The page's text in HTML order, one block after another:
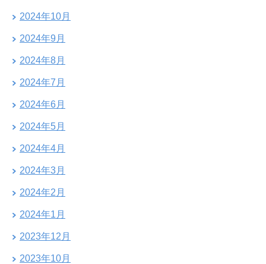
2024年10月
2024年9月
2024年8月
2024年7月
2024年6月
2024年5月
2024年4月
2024年3月
2024年2月
2024年1月
2023年12月
2023年10月